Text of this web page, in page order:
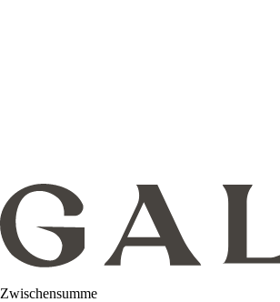
Zwischensumme